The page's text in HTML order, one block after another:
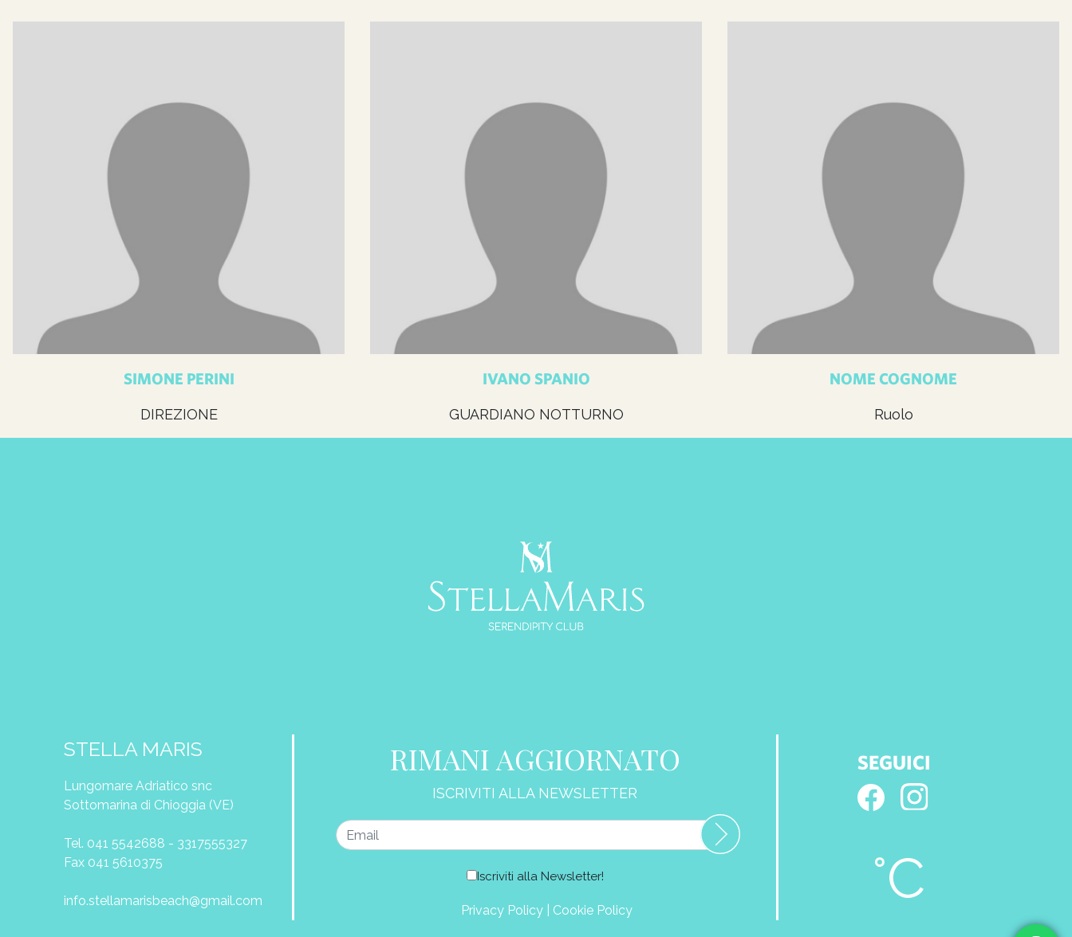
SIMONE PERINI
DIREZIONE
IVANO SPANIO
GUARDIANO NOTTURNO
NOME COGNOME
Ruolo
STELLA MARIS
Lungomare Adriatico snc
Sottomarina di Chioggia (VE)
Tel. 041 5542688 - 3317555327
Fax 041 5610375
info.stellamarisbeach@gmail.com
RIMANI AGGIORNATO
ISCRIVITI ALLA NEWSLETTER
Iscriviti alla Newsletter!
Privacy Policy Cookie Policy
SEGUICI
°C